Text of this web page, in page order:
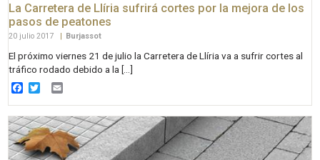
La Carretera de Llíria sufrirá cortes por la mejora de los
pasos de peatones
20 julio 2017 | Burjassot
El próximo viernes 21 de julio la Carretera de Llíria va a sufrir cortes al
tráfico rodado debido a la […]
Facebook
Twitter